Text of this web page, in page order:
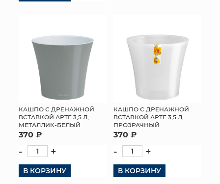
КАШПО С ДРЕНАЖНОЙ
ВСТАВКОЙ АРТЕ 3,5 Л,
МЕТАЛЛИК-БЕЛЫЙ
370 ₽
- +
В КОРЗИНУ
КАШПО С ДРЕНАЖНОЙ
ВСТАВКОЙ АРТЕ 3,5 Л,
ПРОЗРАЧНЫЙ
370 ₽
- +
В КОРЗИНУ